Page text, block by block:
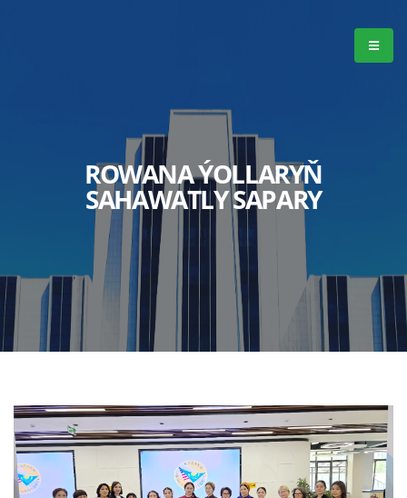
ROWANA ÝOLLARYŇ
SAHAWATLY SAPARY